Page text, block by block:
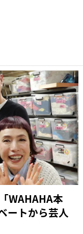
WAHAHA本
ートから芸人